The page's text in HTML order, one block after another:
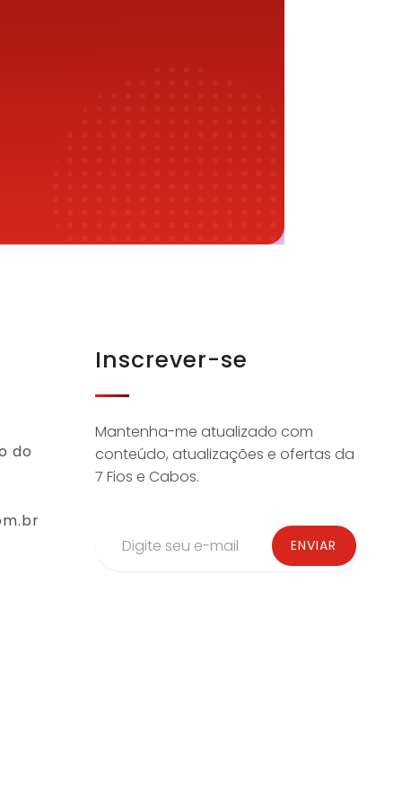
do
Inscrever-se
Mantenha-me atualizado com
conteúdo, atualizações e ofertas da
7 Fios e Cabos.